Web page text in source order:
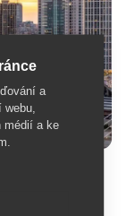
a
médií a ke